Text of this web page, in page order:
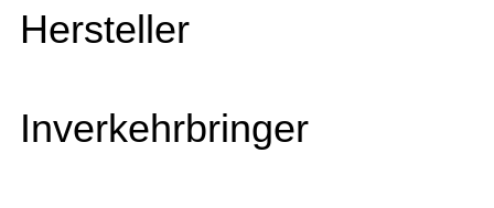
Hersteller
Inverkehrbringer